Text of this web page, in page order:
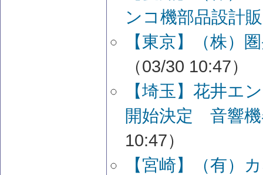
ンコ機部品設計
【東京】（株
（03/30 10:47）
【埼玉】花井エ
開始決定 音響
10:47）
【宮崎】（有）